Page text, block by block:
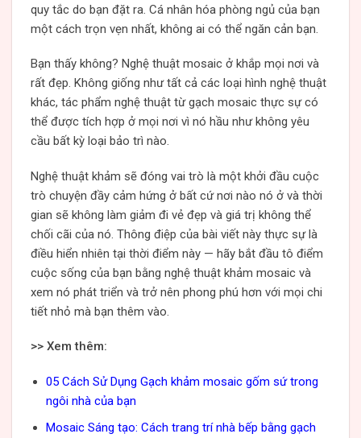
quy tắc do bạn đặt ra. Cá nhân hóa phòng ngủ của bạn
một cách trọn vẹn nhất, không ai có thể ngăn cản bạn.
Bạn thấy không? Nghệ thuật mosaic ở khắp mọi nơi và
rất đẹp. Không giống như tất cả các loại hình nghệ thuật
khác, tác phẩm nghệ thuật từ gạch mosaic thực sự có
thể được tích hợp ở mọi nơi vì nó hầu như không yêu
cầu bất kỳ loại bảo trì nào.
Nghệ thuật khảm sẽ đóng vai trò là một khởi đầu cuộc
trò chuyện đầy cảm hứng ở bất cứ nơi nào nó ở và thời
gian sẽ không làm giảm đi vẻ đẹp và giá trị không thể
chối cãi của nó. Thông điệp của bài viết này thực sự là
điều hiển nhiên tại thời điểm này — hãy bắt đầu tô điểm
cuộc sống của bạn bằng nghệ thuật khảm mosaic và
xem nó phát triển và trở nên phong phú hơn với mọi chi
tiết nhỏ mà bạn thêm vào.
>> Xem thêm:
05 Cách Sử Dụng Gạch khảm mosaic gốm sứ trong
ngôi nhà của bạn
Mosaic Sáng tạo: Cách trang trí nhà bếp bằng gạch